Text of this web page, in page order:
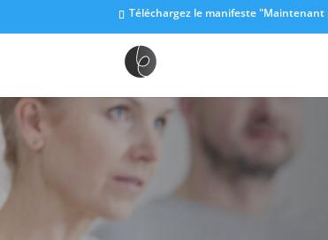
Téléchargez le manifeste "Maintenant